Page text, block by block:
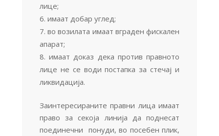
лице;
имаат добар углед;
во возилата имаат вграден фискален
апарат;
имаат доказ дека против правното
лице не се води постапка за стечај и
ликвидација.
Заинтересираните правни лица имаат
право за секоја линија да поднесат
поединечни понуди, во посебен плик,